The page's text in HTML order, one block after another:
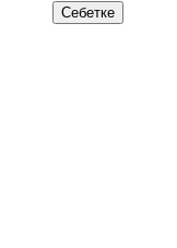
Себетке